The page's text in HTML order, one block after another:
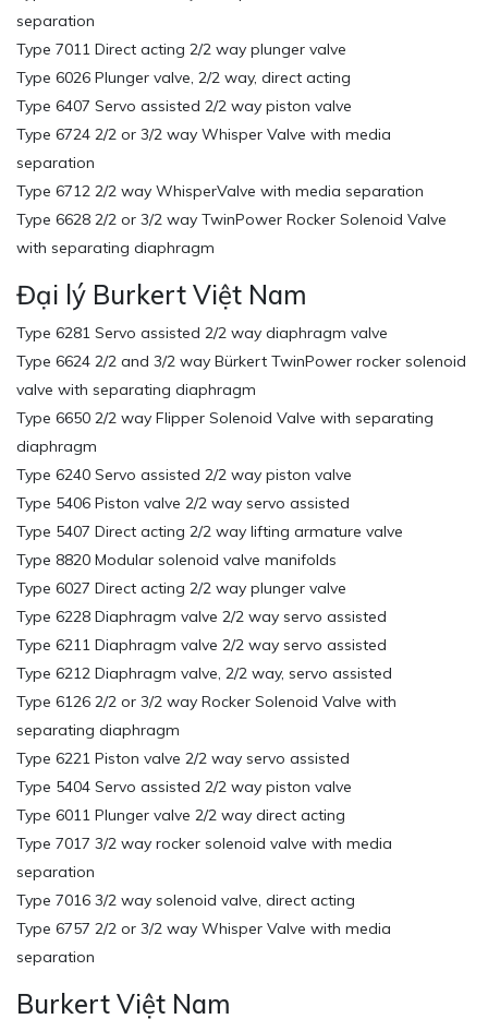
separation
Type 7011 Direct acting 2/2 way plunger valve
Type 6026 Plunger valve, 2/2 way, direct acting
Type 6407 Servo assisted 2/2 way piston valve
Type 6724 2/2 or 3/2 way Whisper Valve with media
separation
Type 6712 2/2 way WhisperValve with media separation
Type 6628 2/2 or 3/2 way TwinPower Rocker Solenoid Valve
with separating diaphragm
Đại lý Burkert Việt Nam
Type 6281 Servo assisted 2/2 way diaphragm valve
Type 6624 2/2 and 3/2 way Bürkert TwinPower rocker solenoid
valve with separating diaphragm
Type 6650 2/2 way Flipper Solenoid Valve with separating
diaphragm
Type 6240 Servo assisted 2/2 way piston valve
Type 5406 Piston valve 2/2 way servo assisted
Type 5407 Direct acting 2/2 way lifting armature valve
Type 8820 Modular solenoid valve manifolds
Type 6027 Direct acting 2/2 way plunger valve
Type 6228 Diaphragm valve 2/2 way servo assisted
Type 6211 Diaphragm valve 2/2 way servo assisted
Type 6212 Diaphragm valve, 2/2 way, servo assisted
Type 6126 2/2 or 3/2 way Rocker Solenoid Valve with
separating diaphragm
Type 6221 Piston valve 2/2 way servo assisted
Type 5404 Servo assisted 2/2 way piston valve
Type 6011 Plunger valve 2/2 way direct acting
Type 7017 3/2 way rocker solenoid valve with media
separation
Type 7016 3/2 way solenoid valve, direct acting
Type 6757 2/2 or 3/2 way Whisper Valve with media
separation
Burkert Việt Nam